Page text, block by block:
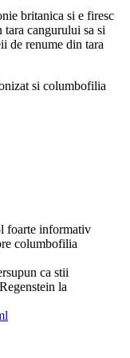
britanica si e firesc
cangurului sa si
de renume din tara
si columbofilia
foarte informativ
columbofilia
ca stii
la